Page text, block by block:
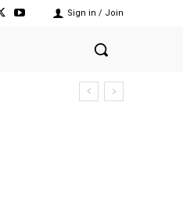
Sign in / Join